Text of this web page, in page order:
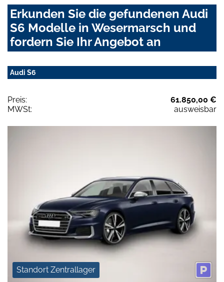
Erkunden Sie die gefundenen Audi
S6 Modelle in Wesermarsch und
fordern Sie Ihr Angebot an
Audi S6
Preis:
61.850,00 €
MWSt:
ausweisbar
Standort Zentrallager